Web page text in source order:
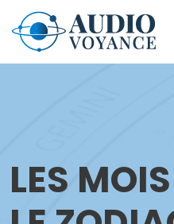
LES